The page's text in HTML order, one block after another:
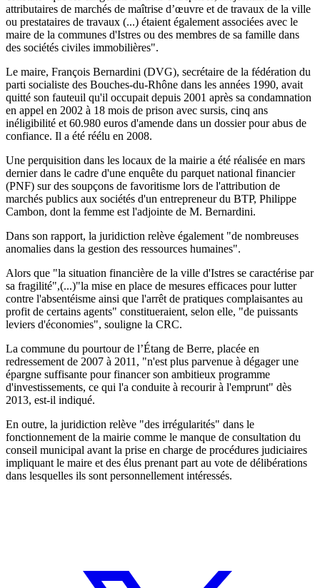
attributaires de marchés de maîtrise d’œuvre et de travaux de la ville
ou prestataires de travaux (...) étaient également associées avec le
maire de la communes d'Istres ou des membres de sa famille dans
des sociétés civiles immobilières".
Le maire, François Bernardini (DVG), secrétaire de la fédération du
parti socialiste des Bouches-du-Rhône dans les années 1990, avait
quitté son fauteuil qu'il occupait depuis 2001 après sa condamnation
en appel en 2002 à 18 mois de prison avec sursis, cinq ans
inéligibilité et 60.980 euros d'amende dans un dossier pour abus de
confiance. Il a été réélu en 2008.
Une perquisition dans les locaux de la mairie a été réalisée en mars
dernier dans le cadre d'une enquête du parquet national financier
(PNF) sur des soupçons de favoritisme lors de l'attribution de
marchés publics aux sociétés d'un entrepreneur du BTP, Philippe
Cambon, dont la femme est l'adjointe de M. Bernardini.
Dans son rapport, la juridiction relève également "de nombreuses
anomalies dans la gestion des ressources humaines".
Alors que "la situation financière de la ville d'Istres se caractérise par
sa fragilité",(...)"la mise en place de mesures efficaces pour lutter
contre l'absentéisme ainsi que l'arrêt de pratiques complaisantes au
profit de certains agents" constitueraient, selon elle, "de puissants
leviers d'économies", souligne la CRC.
La commune du pourtour de l’Étang de Berre, placée en
redressement de 2007 à 2011, "n'est plus parvenue à dégager une
épargne suffisante pour financer son ambitieux programme
d'investissements, ce qui l'a conduite à recourir à l'emprunt" dès
2013, est-il indiqué.
En outre, la juridiction relève "des irrégularités" dans le
fonctionnement de la mairie comme le manque de consultation du
conseil municipal avant la prise en charge de procédures judiciaires
impliquant le maire et des élus prenant part au vote de délibérations
dans lesquelles ils sont personnellement intéressés.